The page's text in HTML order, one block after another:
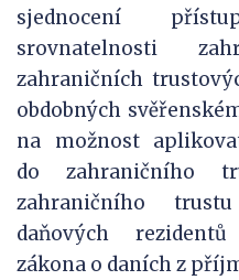
sjednocení
srovnatelnosti
zahraničních
obdobných
na možnost
do zahraničního
zahraničního
daňových
zákona o daních z